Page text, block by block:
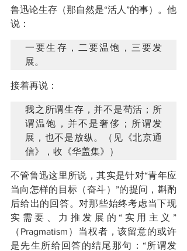
鲁迅论生存（那自然是“活人”的事）。他
说：
一要生存，二要温饱，三要发
展。
接着再说：
我之所谓生存，并不是苟活；所
谓温饱，并不是奢侈；所谓发
展，也不是放纵。（见《北京通
信》，收《华盖集》）
不管鲁迅这里所说，其实是针对“青年应
当向怎样的目标（奋斗）”的提问，斟酌
后给出的回答。对那些始终考虑当下现
实需要、力推发展的“实用主义”
（Pragmatism）当权者，该留意的或许
是先生所给回答的结尾那句：“所谓发